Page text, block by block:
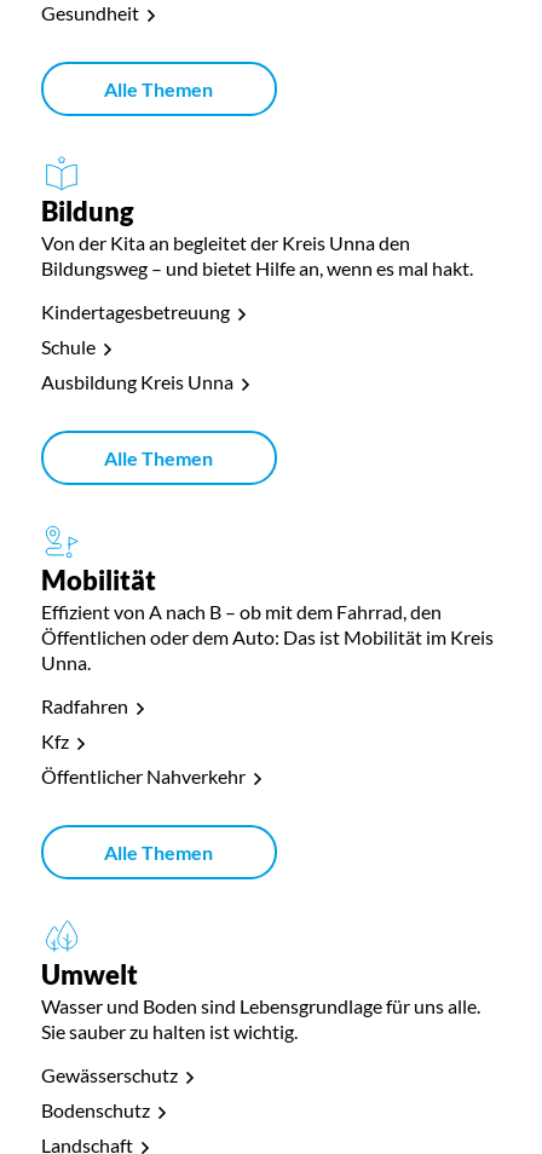
Gesundheit
Alle Themen
Bildung
Von der Kita an begleitet der Kreis Unna den
Bildungsweg – und bietet Hilfe an, wenn es mal hakt.
Kindertagesbetreuung
Schule
Ausbildung Kreis Unna
Alle Themen
Mobilität
Effizient von A nach B – ob mit dem Fahrrad, den
Öffentlichen oder dem Auto: Das ist Mobilität im Kreis
Unna.
Radfahren
Kfz
Öffentlicher Nahverkehr
Alle Themen
Umwelt
Wasser und Boden sind Lebensgrundlage für uns alle.
Sie sauber zu halten ist wichtig.
Gewässerschutz
Bodenschutz
Landschaft